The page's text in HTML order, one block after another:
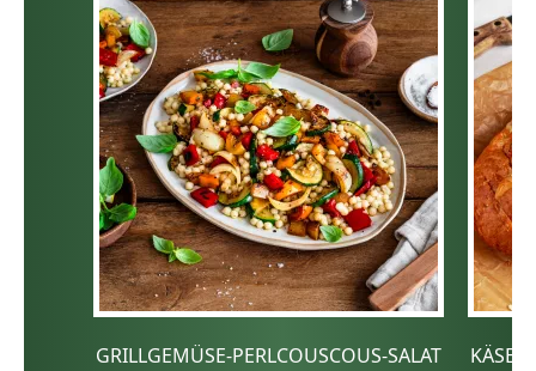
GRILLGEMÜSE-PERLCOUSCOUS-SALAT KÄSE-